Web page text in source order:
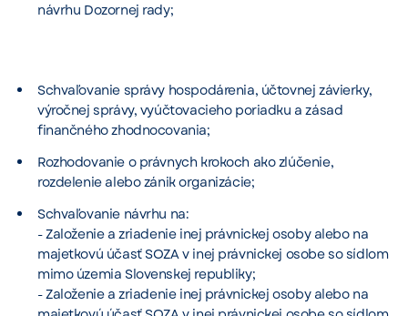
návrhu Dozornej rady;
Schvaľovanie správy hospodárenia, účtovnej závierky,
výročnej správy, vyúčtovacieho poriadku a zásad
finančného zhodnocovania;
Rozhodovanie o právnych krokoch ako zlúčenie,
rozdelenie alebo zánik organizácie;
Schvaľovanie návrhu na:
- Založenie a zriadenie inej právnickej osoby alebo na
majetkovú účasť SOZA v inej právnickej osobe so sídlom
mimo územia Slovenskej republiky;
- Založenie a zriadenie inej právnickej osoby alebo na